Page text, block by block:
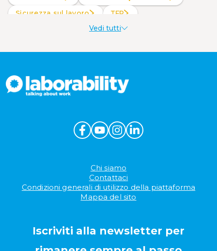
Sicurezza sul lavoro
TFR
Vedi tutti
Chi siamo
Contattaci
Condizioni generali di utilizzo della piattaforma
Mappa del sito
Iscriviti alla newsletter per